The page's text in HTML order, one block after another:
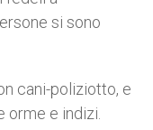
si sono
cani-poliziotto, e
orme e indizi.